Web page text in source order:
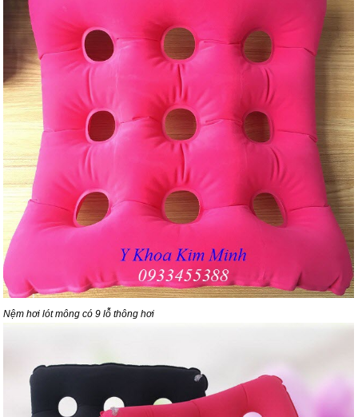
Nệm hơi lót mông có 9 lỗ thông hơi